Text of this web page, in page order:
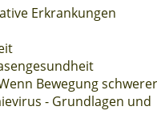
Erkrankungen
Bewegung
- Grundlagen und